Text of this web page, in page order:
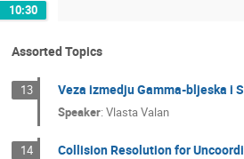
10:30
Assorted Topics
13 Veza izmedju Gamma-bljeska i
Speaker: Vlasta Valan
14 Collision Resolution for